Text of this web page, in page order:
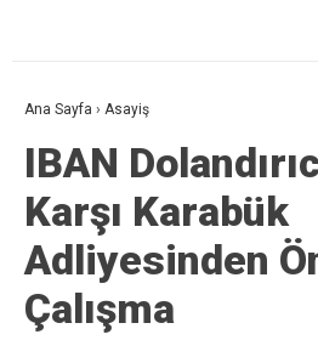
Ana Sayfa › Asayiş
IBAN
Karşı Karabük
Adliyesinden
Çalışma